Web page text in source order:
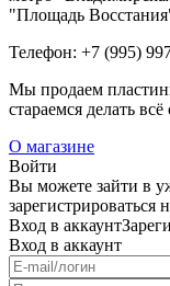
"Площадь
Телефон: +7 (995)
Мы продаем
стараемся делать
О магазине
Войти
Вы можете зайти в
зарегистрироваться
Вход в аккаунт
Вход в аккаунт